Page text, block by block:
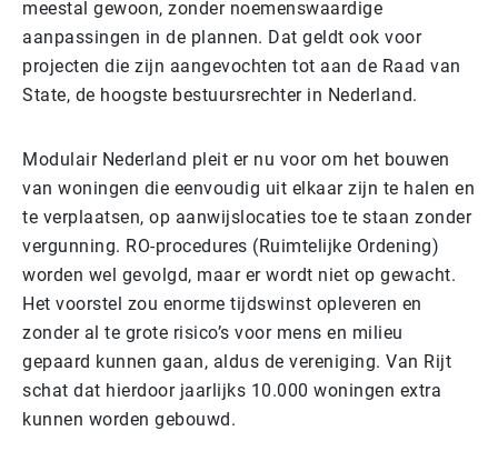
meestal gewoon, zonder noemenswaardige
aanpassingen in de plannen. Dat geldt ook voor
projecten die zijn aangevochten tot aan de Raad van
State, de hoogste bestuursrechter in Nederland.
Modulair Nederland pleit er nu voor om het bouwen
van woningen die eenvoudig uit elkaar zijn te halen en
te verplaatsen, op aanwijslocaties toe te staan zonder
vergunning. RO-procedures (Ruimtelijke Ordening)
worden wel gevolgd, maar er wordt niet op gewacht.
Het voorstel zou enorme tijdswinst opleveren en
zonder al te grote risico’s voor mens en milieu
gepaard kunnen gaan, aldus de vereniging. Van Rijt
schat dat hierdoor jaarlijks 10.000 woningen extra
kunnen worden gebouwd.